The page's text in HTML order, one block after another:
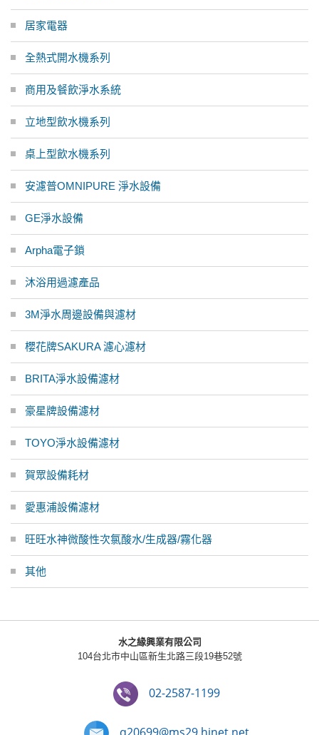
居家電器
全熱式開水機系列
商用及餐飲淨水系統
立地型飲水機系列
桌上型飲水機系列
安濾普OMNIPURE 淨水設備
GE淨水設備
Arpha電子鎖
沐浴用過濾產品
3M淨水周邊設備與濾材
櫻花牌SAKURA 濾心濾材
BRITA淨水設備濾材
豪星牌設備濾材
TOYO淨水設備濾材
賀眾設備耗材
愛惠浦設備濾材
旺旺水神微酸性次氯酸水/生成器/霧化器
其他
水之緣興業有限公司
104台北市中山區新生北路三段19巷52號
02-2587-1199